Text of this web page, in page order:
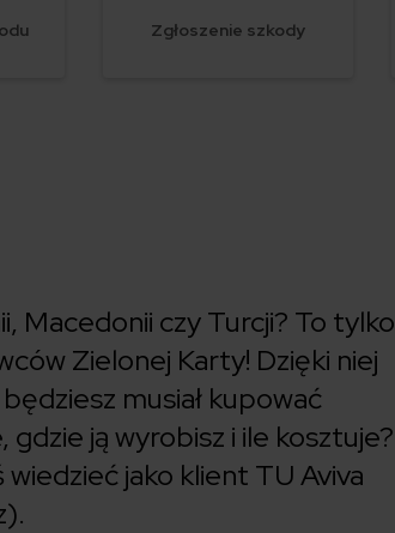
Zgłoszenie szkody
Macedonii czy Turcji? To tylko
Zielonej Karty! Dzięki niej
musiał kupować
ją wyrobisz i ile kosztuje?
jako klient TU Aviva